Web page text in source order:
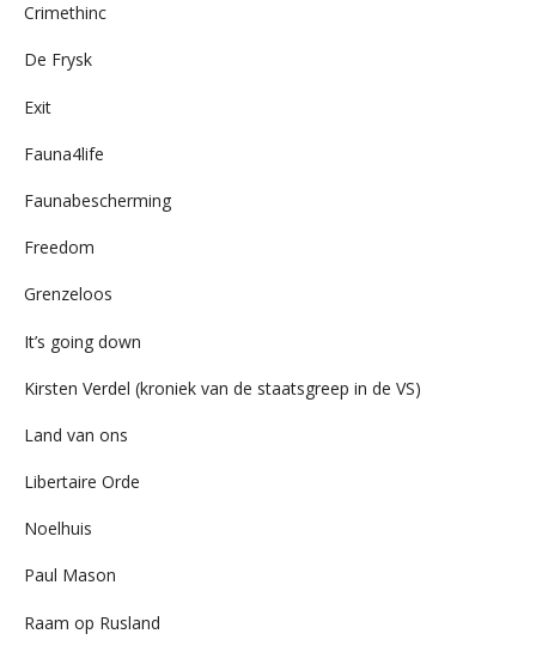
Crimethinc
De Frysk
Exit
Fauna4life
Faunabescherming
Freedom
Grenzeloos
It’s going down
Kirsten Verdel (kroniek van de staatsgreep in de VS)
Land van ons
Libertaire Orde
Noelhuis
Paul Mason
Raam op Rusland